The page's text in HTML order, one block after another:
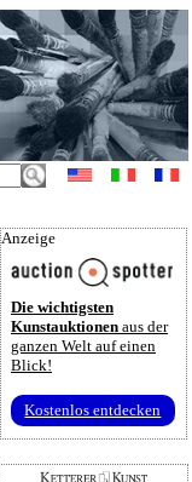
Anzeige
Die wichtigsten
Kunstauktionen aus der
ganzen Welt auf einen
Blick!
Kostenlos entdecken